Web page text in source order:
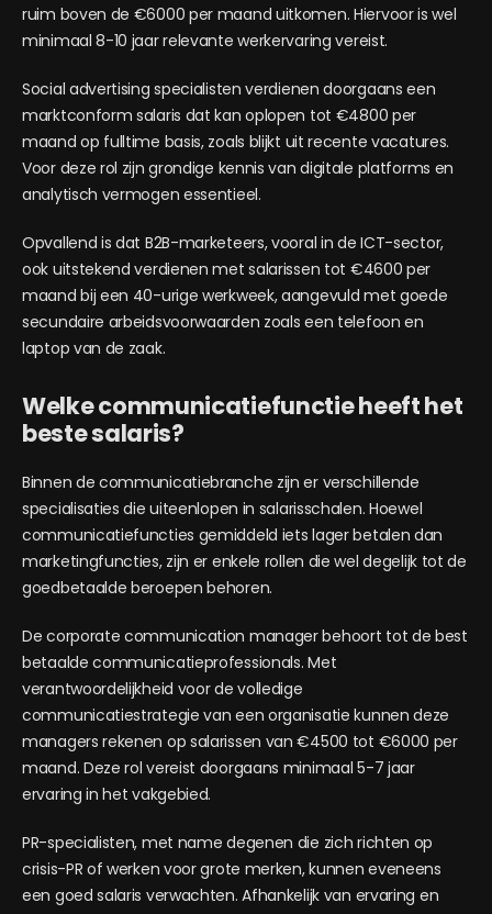
ruim boven de €6000 per maand uitkomen. Hiervoor is wel
minimaal 8-10 jaar relevante werkervaring vereist.
Social advertising specialisten verdienen doorgaans een
marktconform salaris dat kan oplopen tot €4800 per
maand op fulltime basis, zoals blijkt uit recente vacatures.
Voor deze rol zijn grondige kennis van digitale platforms en
analytisch vermogen essentieel.
Opvallend is dat B2B-marketeers, vooral in de ICT-sector,
ook uitstekend verdienen met salarissen tot €4600 per
maand bij een 40-urige werkweek, aangevuld met goede
secundaire arbeidsvoorwaarden zoals een telefoon en
laptop van de zaak.
Welke communicatiefunctie heeft het
beste salaris?
Binnen de communicatiebranche zijn er verschillende
specialisaties die uiteenlopen in salarisschalen. Hoewel
communicatiefuncties gemiddeld iets lager betalen dan
marketingfuncties, zijn er enkele rollen die wel degelijk tot de
goedbetaalde beroepen behoren.
De corporate communication manager behoort tot de best
betaalde communicatieprofessionals. Met
verantwoordelijkheid voor de volledige
communicatiestrategie van een organisatie kunnen deze
managers rekenen op salarissen van €4500 tot €6000 per
maand. Deze rol vereist doorgaans minimaal 5-7 jaar
ervaring in het vakgebied.
PR-specialisten, met name degenen die zich richten op
crisis-PR of werken voor grote merken, kunnen eveneens
een goed salaris verwachten. Afhankelijk van ervaring en